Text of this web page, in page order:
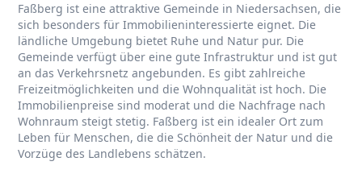
Faßberg ist eine attraktive Gemeinde in Niedersachsen, die
sich besonders für Immobilieninteressierte eignet. Die
ländliche Umgebung bietet Ruhe und Natur pur. Die
Gemeinde verfügt über eine gute Infrastruktur und ist gut
an das Verkehrsnetz angebunden. Es gibt zahlreiche
Freizeitmöglichkeiten und die Wohnqualität ist hoch. Die
Immobilienpreise sind moderat und die Nachfrage nach
Wohnraum steigt stetig. Faßberg ist ein idealer Ort zum
Leben für Menschen, die die Schönheit der Natur und die
Vorzüge des Landlebens schätzen.